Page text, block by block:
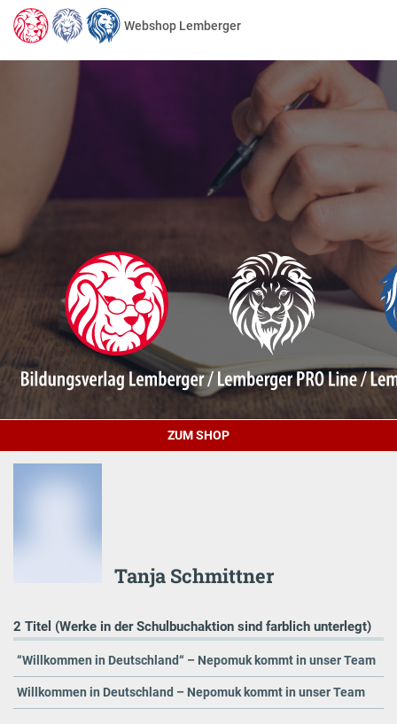
Webshop Lemberger
ZUM SHOP
Tanja Schmittner
2 Titel (Werke in der Schulbuchaktion sind farblich unterlegt)
“Willkommen in Deutschland“ – Nepomuk kommt in unser Team
Willkommen in Deutschland – Nepomuk kommt in unser Team